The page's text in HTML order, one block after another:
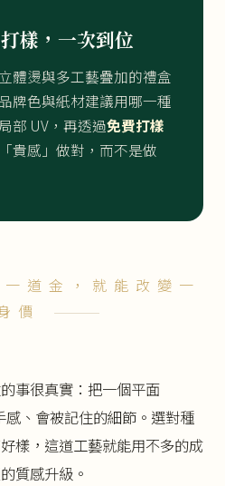
樣，一次到位
體燙與多工藝疊加的禮盒
牌色與紙材建議用哪一種
部 UV，再透過免費打樣
貴感」做對，而不是做
道金，就能改變一
價
事很真實：把一個平面
、會被記住的細節。選對種
樣，這道工藝就能用不多的成
質感升級。